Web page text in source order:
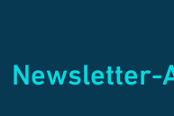
Newsletter-